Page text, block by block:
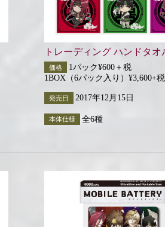
トレーディング ハンドタオ
価格
1パック¥600＋税
1BOX（6パック入り）¥3,600+税
発売日 2017年12月15日
本体仕様 全6種